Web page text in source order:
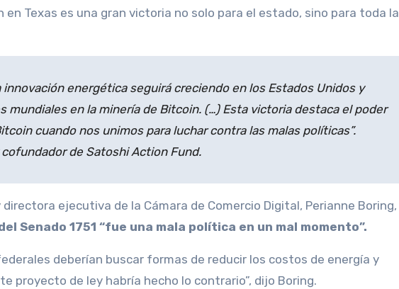
Texas es una gran victoria no solo para el estado, sino para toda la
innovación energética seguirá creciendo en los Estados Unidos y
mundiales en la minería de Bitcoin. (…) Esta victoria destaca el poder
cuando nos unimos para luchar contra las malas políticas”.
de Satoshi Action Fund.
ejecutiva de la Cámara de Comercio Digital, Perianne Boring,
Senado 1751 “fue una mala política en un mal momento”.
deberían buscar formas de reducir los costos de energía y
proyecto de ley habría hecho lo contrario”, dijo Boring.